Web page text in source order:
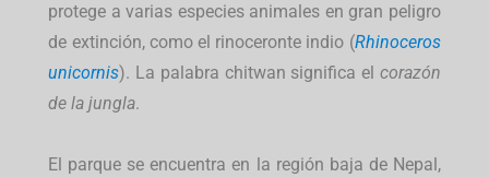
protege a varias especies animales en gran peligro
de extinción, como el rinoceronte indio (Rhinoceros
unicornis). La palabra chitwan significa el corazón
de la jungla.
El parque se encuentra en la región baja de Nepal,